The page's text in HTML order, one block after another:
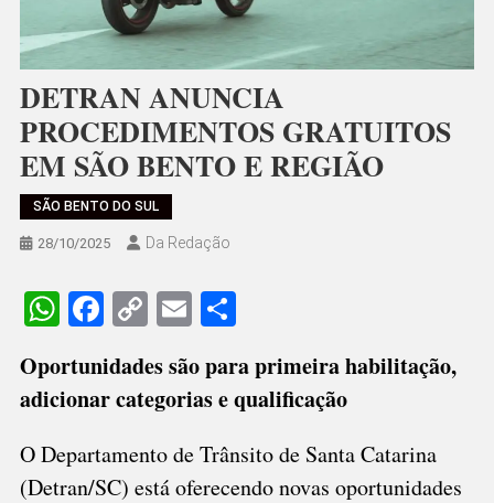
DETRAN ANUNCIA
PROCEDIMENTOS GRATUITOS
EM SÃO BENTO E REGIÃO
SÃO BENTO DO SUL
28/10/2025 Da Redação
WhatsApp
Facebook
CopyEmailShare
Oportunidades são para primeira habilitação,
adicionar categorias e qualificação
O Departamento de Trânsito de Santa Catarina
(Detran/SC) está oferecendo novas oportunidades